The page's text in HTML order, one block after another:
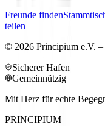
Freunde finden
teilen
© 2026 Principium e.V.
Sicherer Hafen
Gemeinnützig
Mit Herz für echte
PRINCIPIUM